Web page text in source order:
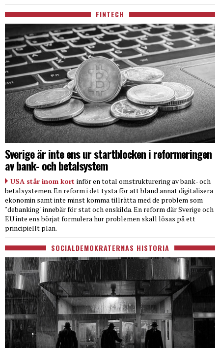
FINTECH
Sverige är inte ens ur startblocken i reformeringen
av bank- och betalsystem
USA står inom kort inför en total omstrukturering av bank- och
betalsystemen. En reform i det tysta för att bland annat digitalisera
ekonomin samt inte minst komma tillrätta med de problem som
"debanking" innebär för stat och enskilda. En reform där Sverige och
EU inte ens börjat formulera hur problemen skall lösas på ett
principiellt plan.
SOCIALDEMOKRATERNAS HISTORIA